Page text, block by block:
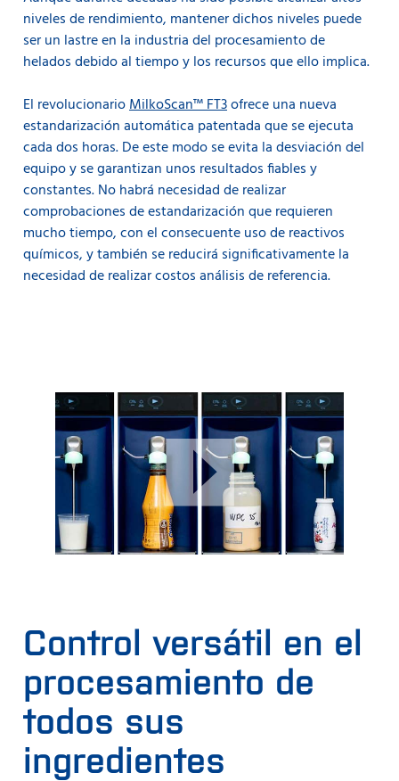
niveles de rendimiento, mantener dichos niveles puede
ser un lastre en la industria del procesamiento de
helados debido al tiempo y los recursos que ello implica.
El revolucionarioMilkoScan™ FT3ofrece una nueva
estandarización automática patentada que se ejecuta
cada dos horas. De este modo se evita la desviación del
equipo y se garantizan unos resultados fiables y
constantes. No habrá necesidad de realizar
comprobaciones de estandarización que requieren
mucho tiempo, con el consecuente uso de reactivos
químicos, y también se reducirá significativamente la
necesidad de realizar costos análisis de referencia.
Control versátil en el
procesamiento de
todos sus
ingredientes